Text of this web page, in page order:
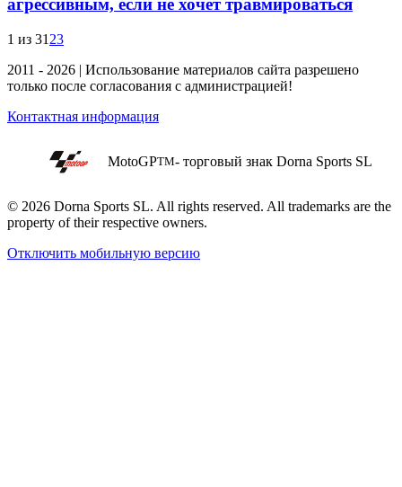
агрессивным, если не хочет травмироваться
1 из 31 23
2011 - 2026 | Использование материалов сайта разрешено
только после согласования с администрацией!
Контактная информация
MotoGPTM- торговый знак Dorna Sports SL
© 2026 Dorna Sports SL. All rights reserved. All trademarks are the
property of their respective owners.
Отключить мобильную версию